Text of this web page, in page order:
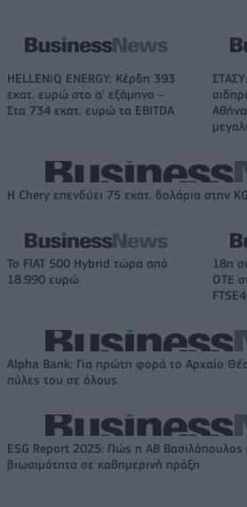
HELLENiQ ENERGY: Κέρδη 393
εκατ. ευρώ στο α' εξάμηνο –
Στα 734 εκατ. ευρώ τα EBITDA
Η Chery επενδύει 75 εκατ. δολάρια στην
Το FIAT 500 Hybrid τώρα από
18.990 ευρώ
18η
ΟΤΕ
Alpha Bank: Για πρώτη φορά το Αρχαίο
πύλες του σε όλους
ESG Report 2025: Πώς η ΑΒ Βασιλόπουλος
βιωσιμότητα σε καθημερινή πράξη